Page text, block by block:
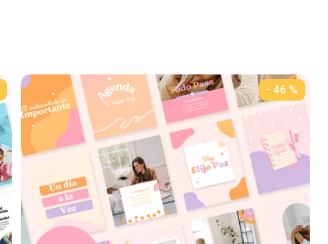
- 46 %